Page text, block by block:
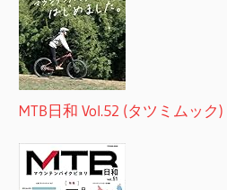
MTB日和 Vol.52 (タツミムック)